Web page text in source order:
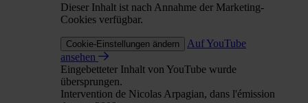
Dieser Inhalt ist nach Annahme der Marketing-
Cookies verfügbar.
Cookie-Einstellungen ändern
Auf YouTube
ansehen
Eingebetteter Inhalt von YouTube wurde
übersprungen.
Intervention de Nicolas Arpagian, dans l'émission